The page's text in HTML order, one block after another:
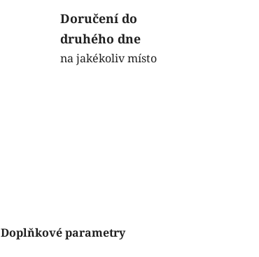
Doručení do
druhého dne
na jakékoliv místo
Doplňkové parametry